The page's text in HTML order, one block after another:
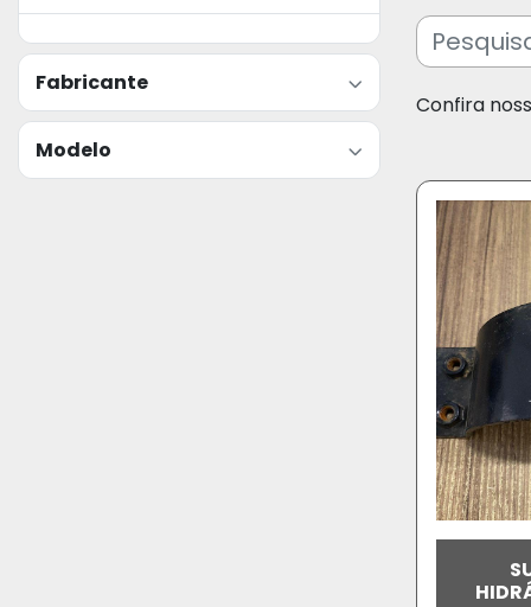
Fabricante
Modelo
Confira